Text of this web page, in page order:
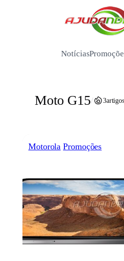
Notícias
Moto G15/ 3artigos
Motorola Promoções